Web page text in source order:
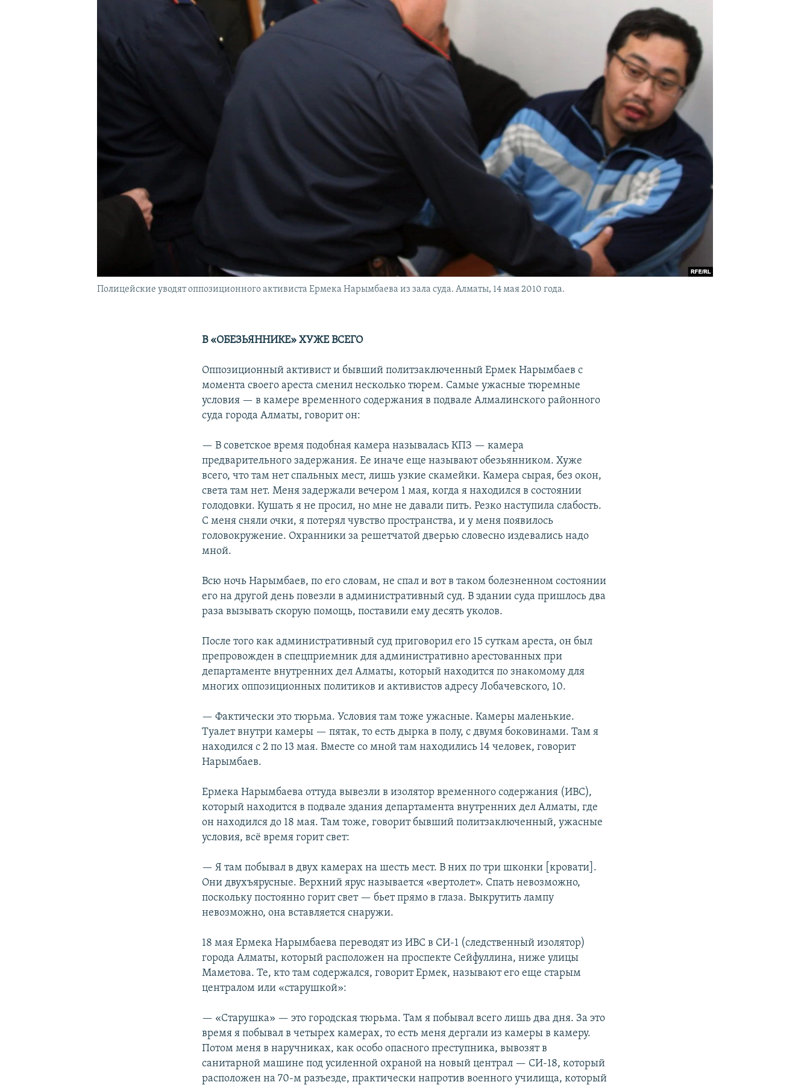
Полицейские уводят оппозиционного активиста Ермека Нарымбаева из зала суда. Алматы, 14 мая 2010 года.
В «ОБЕЗЬЯННИКЕ» ХУЖЕ ВСЕГО
Оппозиционный активист и бывший политзаключенный Ермек Нарымбаев с
момента своего ареста сменил несколько тюрем. Самые ужасные тюремные
условия — в камере временного содержания в подвале Алмалинского районного
суда города Алматы, говорит он:
— В советское время подобная камера называлась КПЗ — камера
предварительного задержания. Ее иначе еще называют обезьянником. Хуже
всего, что там нет спальных мест, лишь узкие скамейки. Камера сырая, без окон,
света там нет. Меня задержали вечером 1 мая, когда я находился в состоянии
голодовки. Кушать я не просил, но мне не давали пить. Резко наступила слабость.
С меня сняли очки, я потерял чувство пространства, и у меня появилось
головокружение. Охранники за решетчатой дверью словесно издевались надо
мной.
Всю ночь Нарымбаев, по его словам, не спал и вот в таком болезненном состоянии
его на другой день повезли в административный суд. В здании суда пришлось два
раза вызывать скорую помощь, поставили ему десять уколов.
После того как административный суд приговорил его 15 суткам ареста, он был
препровожден в спецприемник для административно арестованных при
департаменте внутренних дел Алматы, который находится по знакомому для
многих оппозиционных политиков и активистов адресу Лобачевского, 10.
— Фактически это тюрьма. Условия там тоже ужасные. Камеры маленькие.
Туалет внутри камеры — пятак, то есть дырка в полу, с двумя боковинами. Там я
находился с 2 по 13 мая. Вместе со мной там находились 14 человек, говорит
Нарымбаев.
Ермека Нарымбаева оттуда вывезли в изолятор временного содержания (ИВС),
который находится в подвале здания департамента внутренних дел Алматы, где
он находился до 18 мая. Там тоже, говорит бывший политзаключенный, ужасные
условия, всё время горит свет:
— Я там побывал в двух камерах на шесть мест. В них по три шконки [кровати].
Они двухъярусные. Верхний ярус называется «вертолет». Спать невозможно,
поскольку постоянно горит свет — бьет прямо в глаза. Выкрутить лампу
невозможно, она вставляется снаружи.
18 мая Ермека Нарымбаева переводят из ИВС в СИ-1 (следственный изолятор)
города Алматы, который расположен на проспекте Сейфуллина, ниже улицы
Маметова. Те, кто там содержался, говорит Ермек, называют его еще старым
централом или «старушкой»:
— «Старушка» — это городская тюрьма. Там я побывал всего лишь два дня. За это
время я побывал в четырех камерах, то есть меня дергали из камеры в камеру.
Потом меня в наручниках, как особо опасного преступника, вывозят в
санитарной машине под усиленной охраной на новый централ — СИ-18, который
расположен на 70-м разъезде, практически напротив военного училища, который